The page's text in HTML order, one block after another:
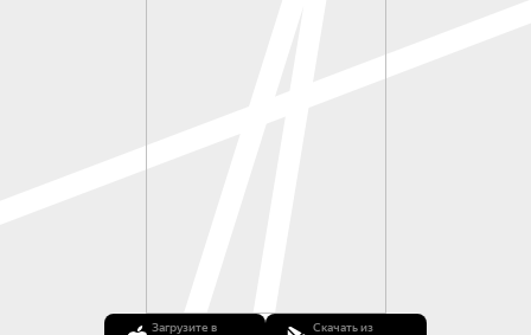
Загрузите в Скачать из